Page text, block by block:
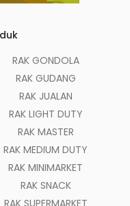
RAK GONDOLA
RAK GUDANG
RAK JUALAN
RAK LIGHT DUTY
RAK MASTER
RAK MEDIUM DUTY
RAK MINIMARKET
RAK SNACK
RAK SUPERMARKET